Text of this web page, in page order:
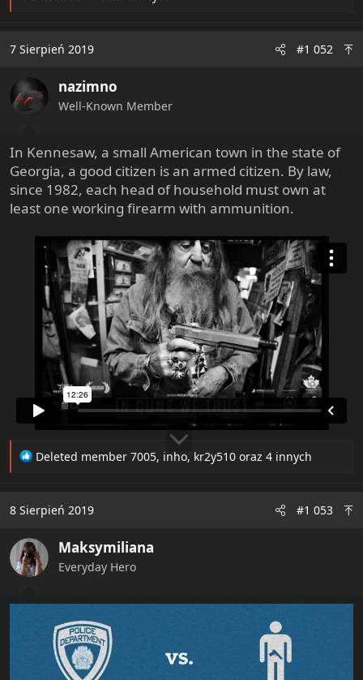
i
n
s
7 Sierpień 2019 #1 052
nazimno
Well-Known Member
In Kennesaw, a small American town in the state of
Georgia, a good citizen is an armed citizen. By law,
since 1982, each head of household must own at
least one working firearm with ammunition.
R
t
o
n
s
Deleted member 7005, inho, kr2y510 oraz 4 innych
8 Sierpień 2019 #1 053
Maksymiliana
Everyday Hero